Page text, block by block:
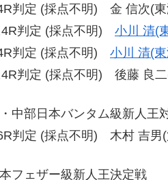
判定 (採点不明) 金 信次(東
判定 (採点不明) 小川 清(
判定 (採点不明) 小川 清(
判定 (採点不明) 後藤 良二
中部日本バンタム級新人王
判定 (採点不明) 木村 吉男(
フェザー級新人王決定戦